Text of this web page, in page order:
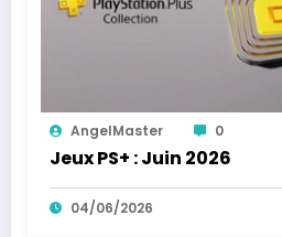
AngelMaster 0
Jeux PS+ : Juin 2026
04/06/2026